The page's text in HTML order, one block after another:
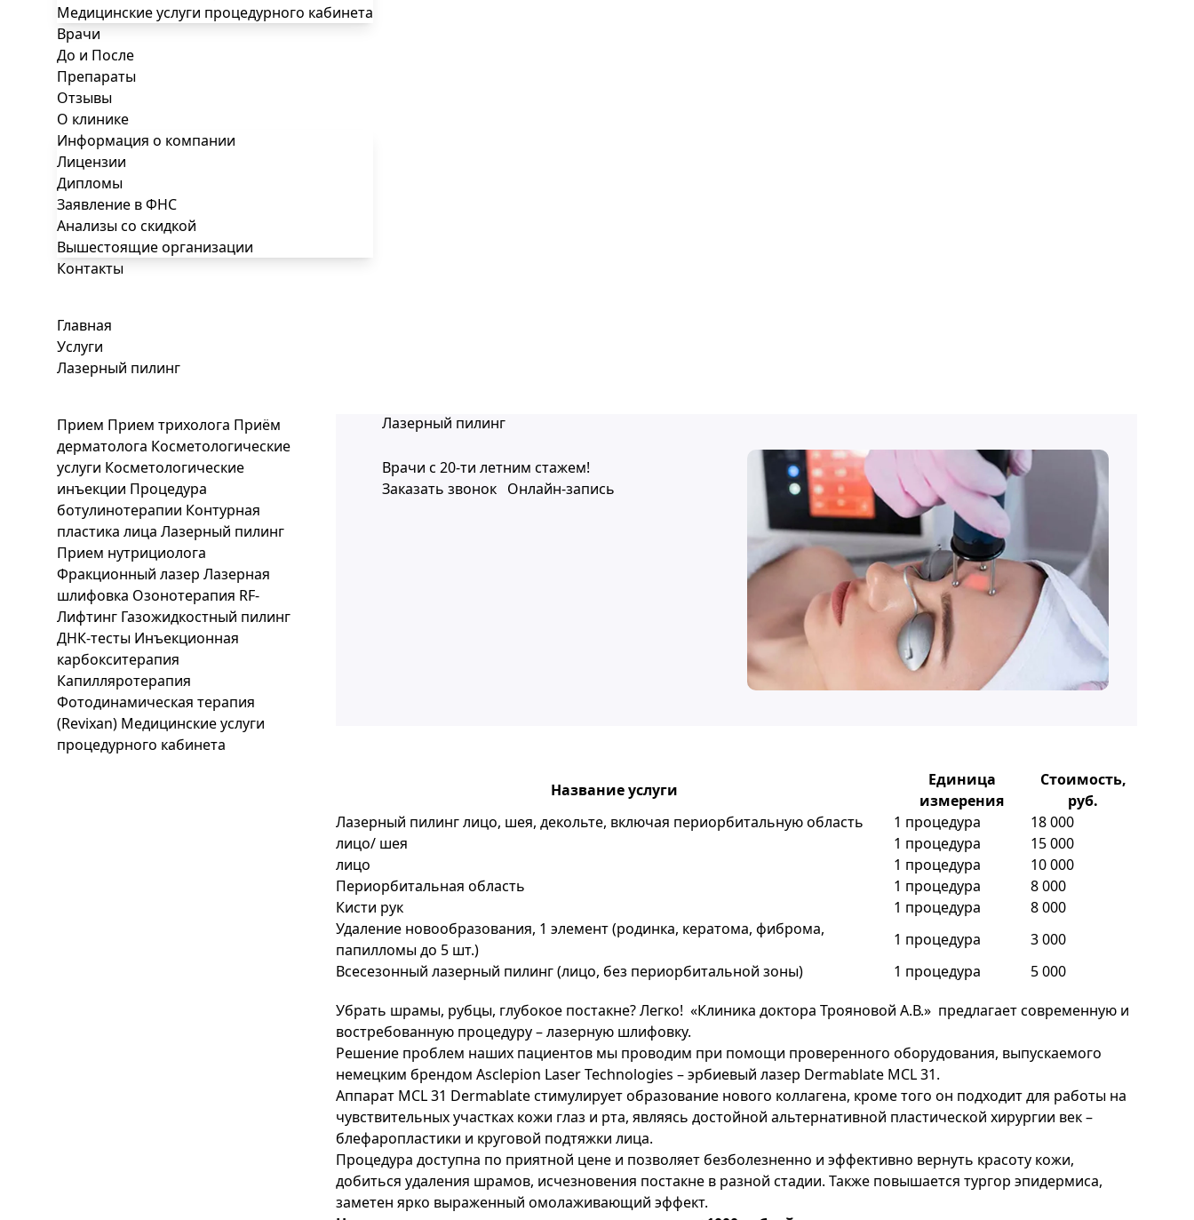
Медицинские услуги процедурного кабинета
Врачи
До и После
Препараты
Отзывы
О клинике
Информация о компании
Лицензии
Дипломы
Заявление в ФНС
Анализы со скидкой
Вышестоящие организации
Контакты
Главная
Услуги
Лазерный пилинг
Прием Прием трихолога Приём
дерматолога Косметологические
услуги Косметологические
инъекции Процедура
ботулинотерапии Контурная
пластика лица Лазерный пилинг
Прием нутрициолога
Фракционный лазер Лазерная
шлифовка Озонотерапия RF-
Лифтинг Газожидкостный пилинг
ДНК-тесты Инъекционная
карбокситерапия
Капилляротерапия
Фотодинамическая терапия
(Revixan) Медицинские услуги
процедурного кабинета
Лазерный пилинг
Врачи с 20-ти летним стажем!
Заказать звонок Онлайн-запись
Название услуги
Единица
измерения
Стоимость,
руб.
Лазерный пилинг лицо, шея, декольте, включая периорбитальную область
1 процедура
18 000
лицо/ шея
1 процедура
15 000
лицо
1 процедура
10 000
Периорбитальная область
1 процедура
8 000
Кисти рук
1 процедура
8 000
Удаление новообразования, 1 элемент (родинка, кератома, фиброма,
папилломы до 5 шт.)
1 процедура
3 000
Всесезонный лазерный пилинг (лицо, без периорбитальной зоны)
1 процедура
5 000
Убрать шрамы, рубцы, глубокое постакне? Легко! «Клиника доктора Трояновой А.В.» предлагает современную и
востребованную процедуру – лазерную шлифовку.
Решение проблем наших пациентов мы проводим при помощи проверенного оборудования, выпускаемого
немецким брендом Asclepion Laser Technologies – эрбиевый лазер Dermablate MCL 31.
Аппарат MCL 31 Dermablate стимулирует образование нового коллагена, кроме того он подходит для работы на
чувствительных участках кожи глаз и рта, являясь достойной альтернативной пластической хирургии век –
блефаропластики и круговой подтяжки лица.
Процедура доступна по приятной цене и позволяет безболезненно и эффективно вернуть красоту кожи,
добиться удаления шрамов, исчезновения постакне в разной стадии. Также повышается тургор эпидермиса,
заметен ярко выраженный омолаживающий эффект.